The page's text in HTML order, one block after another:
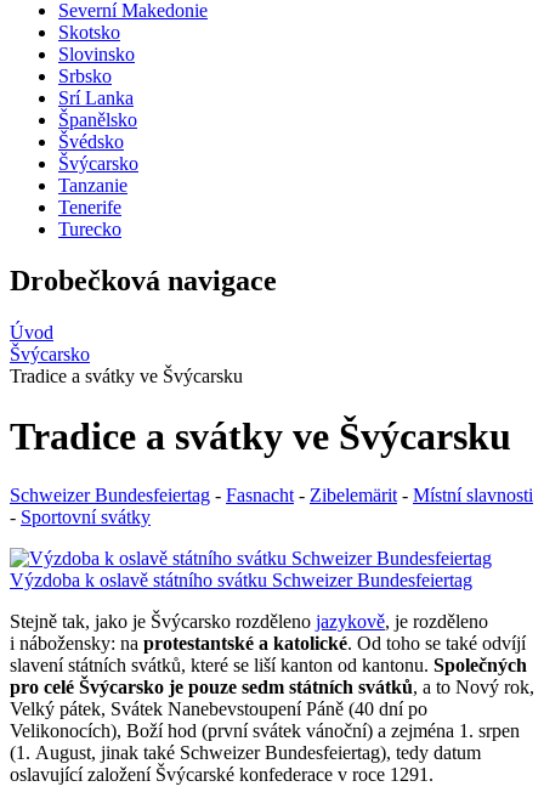
Severní Makedonie
Skotsko
Slovinsko
Srbsko
Srí Lanka
Španělsko
Švédsko
Švýcarsko
Tanzanie
Tenerife
Turecko
Drobečková navigace
Úvod
Švýcarsko
Tradice a svátky ve Švýcarsku
Tradice a svátky ve Švýcarsku
Schweizer Bundesfeiertag - Fasnacht - Zibelemärit - Místní slavnosti
- Sportovní svátky
Výzdoba k oslavě státního svátku Schweizer Bundesfeiertag
Stejně tak, jako je Švýcarsko rozděleno jazykově, je rozděleno
i nábožensky: na protestantské a katolické. Od toho se také odvíjí
slavení státních svátků, které se liší kanton od kantonu. Společných
pro celé Švýcarsko je pouze sedm státních svátků, a to Nový rok,
Velký pátek, Svátek Nanebevstoupení Páně (40 dní po
Velikonocích), Boží hod (první svátek vánoční) a zejména 1. srpen
(1. August, jinak také Schweizer Bundesfeiertag), tedy datum
oslavující založení Švýcarské konfederace v roce 1291.